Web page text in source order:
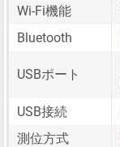
Wi-Fi機能
Bluetooth
USBポート
USB接続
測位方式